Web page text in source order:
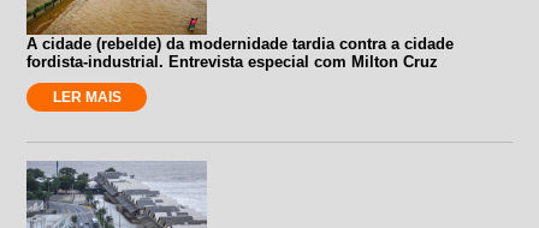
A cidade (rebelde) da modernidade tardia contra a cidade
fordista-industrial. Entrevista especial com Milton Cruz
LER MAIS